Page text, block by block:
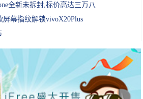
全新未拆封,标价高达三万八
幕指纹解锁vivoX20Plus